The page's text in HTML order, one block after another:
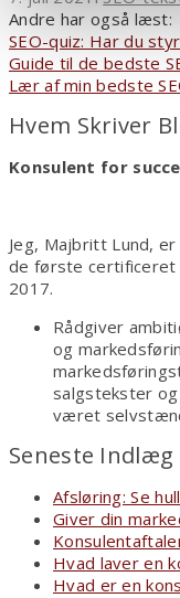
Andre har også læst:
SEO-quiz: Har du styr
Guide til de bedste
Lær af min bedste
Hvem Skriver
Konsulent for
Jeg, Majbritt Lund,
de første certificeret
2017.
Rådgiver
og
salgstekster
været
Seneste Indlæg
Afsløring: Se
Giver din
Hvad laver en
Hvad er en